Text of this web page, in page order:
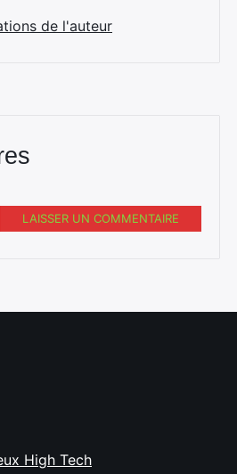
de l'auteur
LAISSER UN COMMENTAIRE
High Tech